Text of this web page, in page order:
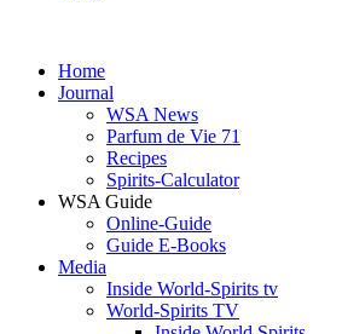
Home
Journal
WSA News
Parfum de Vie 71
Recipes
Spirits-Calculator
WSA Guide
Online-Guide
Guide E-Books
Media
Inside World-Spirits tv
World-Spirits TV